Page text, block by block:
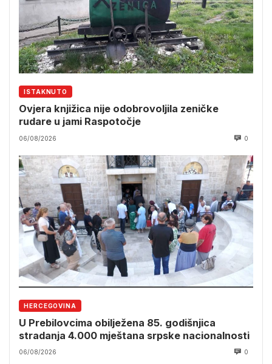
ISTAKNUTO
Ovjera knjižica nije odobrovoljila zeničke
rudare u jami Raspotočje
06/08/2026 0
HERCEGOVINA
U Prebilovcima obilježena 85. godišnjica
stradanja 4.000 mještana srpske nacionalnosti
06/08/2026 0